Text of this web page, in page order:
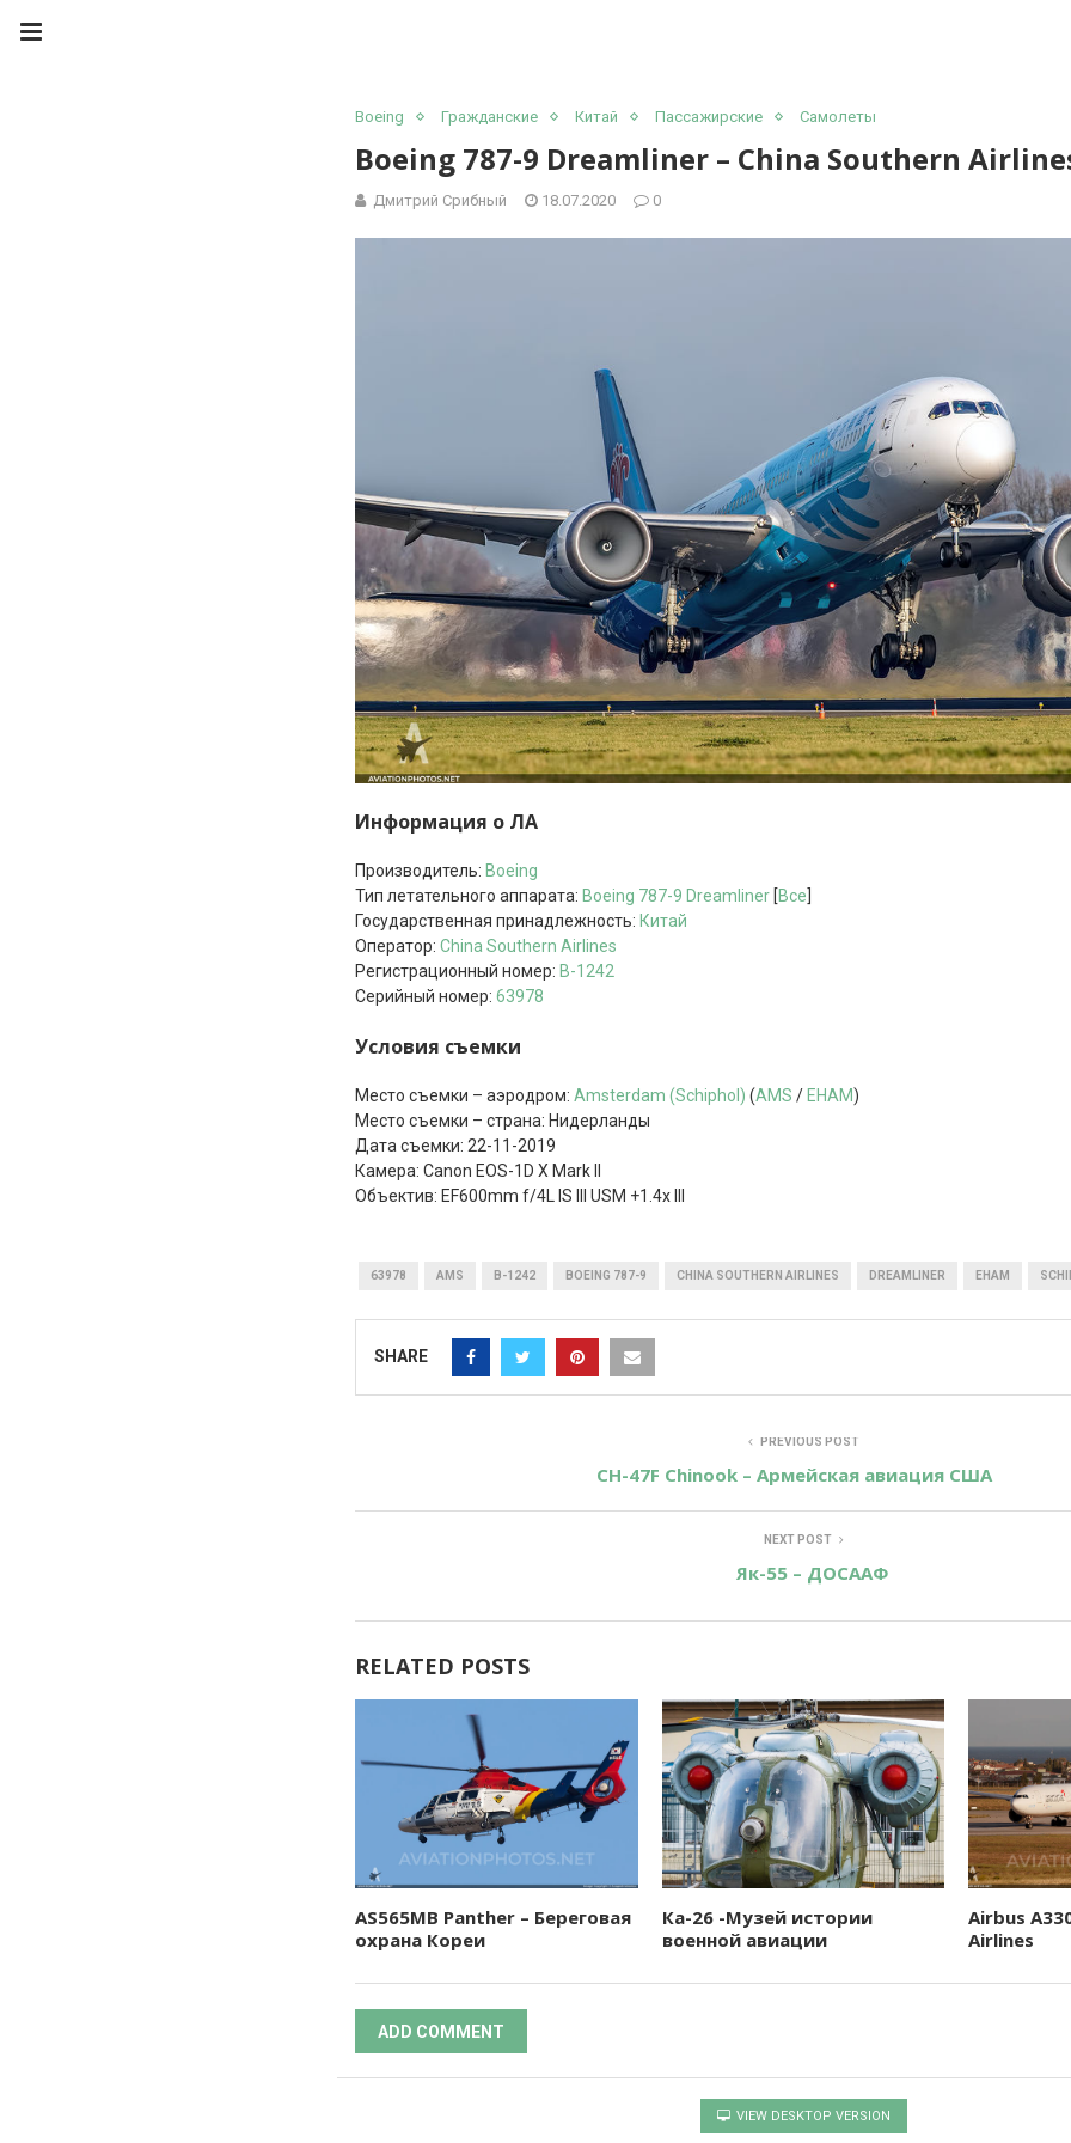
Boeing Гражданские Китай Пассажирские Самолеты
Boeing 787-9 Dreamliner – China Southern
Дмитрий Срибный 18.07.2020 0
Информация о ЛА
Производитель: Boeing
Тип летательного аппарата: Boeing 787-9 Dreamliner [Все
Государственная принадлежность: Китай
Оператор: China Southern Airlines
Регистрационный номер: B-1242
Серийный номер: 63978
Условия съемки
Место съемки – аэродром: Amsterdam (Schiphol) (AMS / EHAM)
Место съемки – страна: Нидерланды
Дата съемки: 22-11-2019
Камера: Canon EOS-1D X Mark II
Объектив: EF600mm f/4L IS III USM +1.4x III
63978 AMS B-1242 BOEING 787-9 CHINA SOUTHERN AIRLINES DREAMLINER EHAM
SHARE
PREVIOUS POST
CH-47F Chinook – Армейская авиация США
NEXT POST
Як-55 – ДОСААФ
RELATED POSTS
AS565MB Panther – Береговая
охрана Кореи
Ка-26 -Музей истории
военной авиации
Airbus
Airlines
ADD COMMENT
VIEW DESKTOP VERSION